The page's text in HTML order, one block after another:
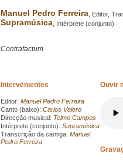
Manuel Pedro Ferreira , Editor,
Supramúsica , Intérprete (conjunto)
Contrafactum
Intervenientes
Editor: Manuel Pedro Ferreira
Canto (baixo): Carlos Valero
Direcção musical: Telmo Campos
Intérprete (conjunto): Supramúsica
Transcrição da cantiga: Manuel
Pedro Ferreira
Ouvir